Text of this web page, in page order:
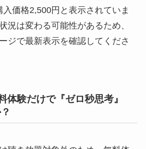
価格2,500円と表示されていま
況は変わる可能性があるため、
ジで最新表示を確認してくださ
体験だけで『ゼロ秒思考』